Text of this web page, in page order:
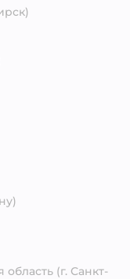
область (г. Санкт-